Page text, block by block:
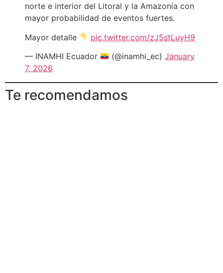
norte e interior del Litoral y la Amazonía con
mayor probabilidad de eventos fuertes.
Mayor detalle
pic.twitter.com/zJ5stLuyH9
— INAMHI Ecuador
(@inamhi_ec)January
7, 2026
Te recomendamos